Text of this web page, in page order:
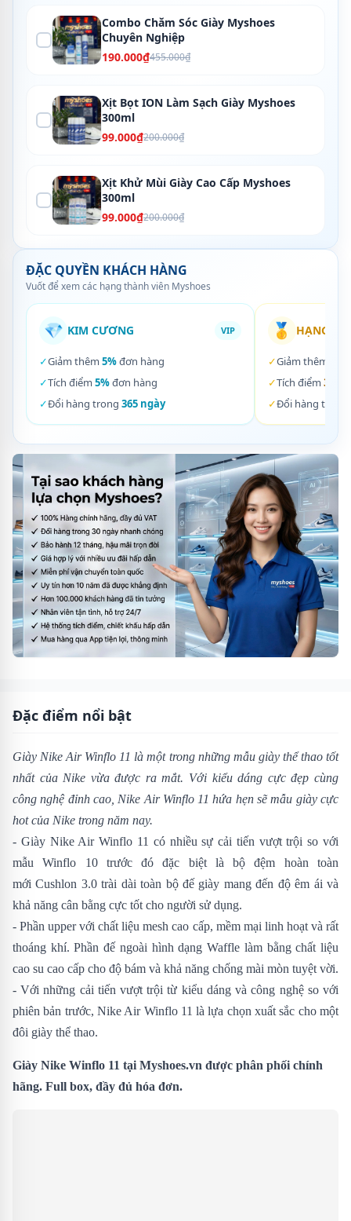
Combo Chăm Sóc Giày Myshoes
Chuyên Nghiệp
190.000₫455.000₫
Xịt Bọt ION Làm Sạch Giày Myshoes
300ml
99.000₫200.000₫
Xịt Khử Mùi Giày Cao Cấp Myshoes
300ml
99.000₫200.000₫
ĐẶC QUYỀN KHÁCH HÀNG
Vuốt để xem các hạng thành viên Myshoes
💎 KIM CƯƠNG VIP
✓Giảm thêm 5%đơn hàng
✓Tích điểm 5%đơn hàng
✓Đổi hàng trong 365 ngày
🥇 HẠNG
✓Giảm thêm
✓Tích điểm 3%
✓Đổi hàng trong
Đặc điểm nổi bật
Giày Nike Air Winflo 11 là một trong những mẫu giày thể thao tốt
nhất của Nike vừa được ra mắt. Với kiểu dáng cực đẹp cùng
công nghệ đỉnh cao, Nike Air Winflo 11 hứa hẹn sẽ mẫu giày cực
hot của Nike trong năm nay.
- Giày Nike Air Winflo 11 có nhiều sự cải tiến vượt trội so với
mẫu Winflo 10 trước đó đặc biệt là bộ đệm hoàn toàn
mới Cushlon 3.0 trài dài toàn bộ đế giày mang đến độ êm ái và
khả năng cân bằng cực tốt cho người sử dụng.
- Phần upper với chất liệu mesh cao cấp, mềm mại linh hoạt và rất
thoáng khí. Phần đế ngoài hình dạng Waffle làm bằng chất liệu
cao su cao cấp cho độ bám và khả năng chống mài mòn tuyệt vời.
- Với những cải tiến vượt trội từ kiểu dáng và công nghệ so với
phiên bản trước, Nike Air Winflo 11 là lựa chọn xuất sắc cho một
đôi giày thể thao.
Giày Nike Winflo 11 tại Myshoes.vn được phân phối chính
hãng. Full box, đầy đủ hóa đơn.